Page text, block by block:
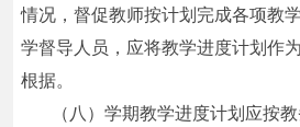
情况，督促教师按计划完成各项教
学督导人员，应将教学进度计划作
根据。
（八）学期教学进度计划应按